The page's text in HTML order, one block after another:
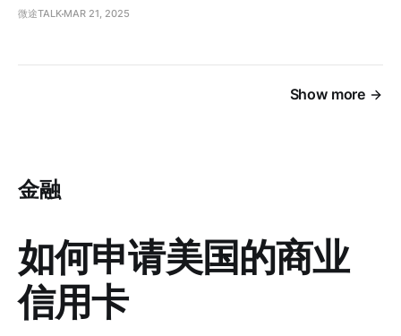
微途TALK MAR 21, 2025
Show more
金融
如何申请美国的商业
信用卡